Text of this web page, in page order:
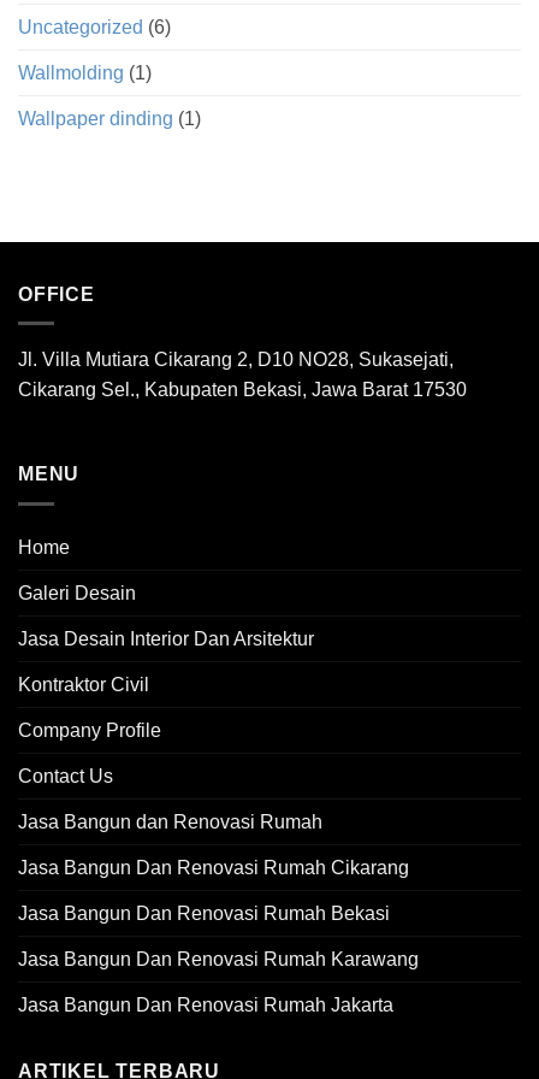
Uncategorized (6)
Wallmolding (1)
Wallpaper dinding (1)
OFFICE
Jl. Villa Mutiara Cikarang 2, D10 NO28, Sukasejati,
Cikarang Sel., Kabupaten Bekasi, Jawa Barat 17530
MENU
Home
Galeri Desain
Jasa Desain Interior Dan Arsitektur
Kontraktor Civil
Company Profile
Contact Us
Jasa Bangun dan Renovasi Rumah
Jasa Bangun Dan Renovasi Rumah Cikarang
Jasa Bangun Dan Renovasi Rumah Bekasi
Jasa Bangun Dan Renovasi Rumah Karawang
Jasa Bangun Dan Renovasi Rumah Jakarta
ARTIKEL TERBARU